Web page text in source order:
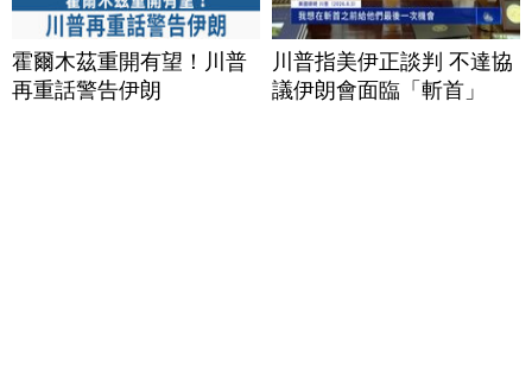
霍爾木茲重開有望！川普
再重話警告伊朗
川普指美伊正談判 不達協
議伊朗會面臨「斬首」